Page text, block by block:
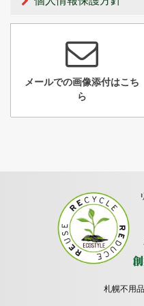
メールでの画像添付はこち
ら
札幌不用